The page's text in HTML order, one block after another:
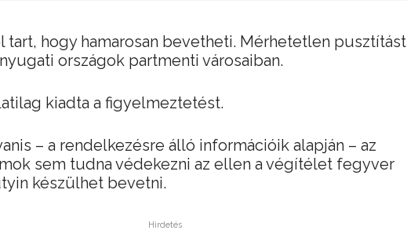
tart, hogy hamarosan bevetheti. Mérhetetlen pusztítást
országok partmenti városaiban.
kiadta a figyelmeztetést.
– a rendelkezésre álló információik alapján – az
sem tudna védekezni az ellen a végítélet fegyver
készülhet bevetni.
Hirdetés